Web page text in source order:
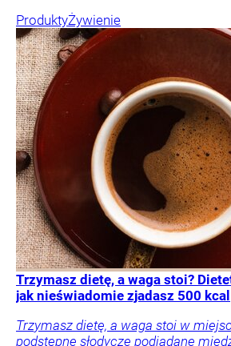
ProduktyŻywienie
Trzymasz dietę, a waga stoi?
jak nieświadomie zjadasz 500 kcal
Trzymasz dietę, a waga stoi w
podstępne słodycze podjadane